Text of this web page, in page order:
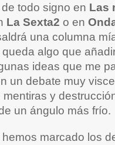
todo signo en Las
La Sexta2 o en
una columna
algo que
ideas que me
un debate muy
y
un ángulo más frío.
marcado los